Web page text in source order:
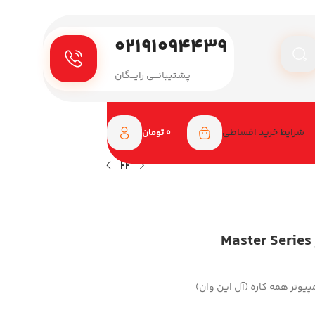
۰۲۱۹۱۰۹۴۴۳۹
پـشتیبانـــی رایـــگان
شرایط خرید اقساطی 0 تومان
صندلی گیمینگ دی ایکس ریسر Master Series
همه کاره (آل این وان)